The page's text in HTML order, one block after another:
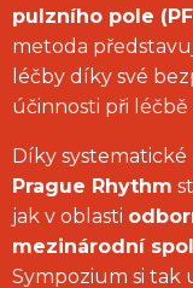
pulzního pole
metoda
léčby díky své
účinnosti při
Díky
Prague Rhythm
jak v oblasti
mezinárodní
Sympozium si tak